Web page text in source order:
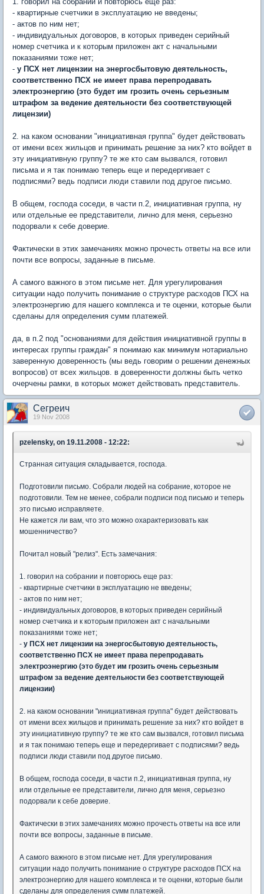
- квартирные счетчики в эксплуатацию не введены;
- актов по ним нет;
- индивидуальных договоров, в которых приведен серийный
номер счетчика и к которым приложен акт с начальными
показаниями тоже нет;
- у ПСХ нет лицензии на энергосбытовую деятельность,
соответственно ПСХ не имеет права перепродавать
электроэнергию (это будет им грозить очень серьезным
штрафом за ведение деятельности без соответствующей
лицензии)
2. на каком основании "инициативная группа" будет действовать
от имени всех жильцов и принимать решение за них? кто войдет в
эту инициативную группу? те же кто сам вызвался, готовил
письма и я так понимаю теперь еще и передергивает с
подписями? ведь подписи люди ставили под другое письмо.
В общем, господа соседи, в части п.2, инициативная группа, ну
или отдельные ее представители, лично для меня, серьезно
подорвали к себе доверие.
Фактически в этих замечаниях можно прочесть ответы на все или
почти все вопросы, заданные в письме.
А самого важного в этом письме нет. Для урегулирования
ситуации надо получить понимание о структуре расходов ПСХ на
электроэнергию для нашего комплекса и те оценки, которые были
сделаны для определения сумм платежей.
да, в п.2 под "основаниями для действия инициативной группы в
интересах группы граждан" я понимаю как минимум нотариально
заверенную доверенность (мы ведь говорим о решении денежных
вопросов) от всех жильцов. в доверенности должны быть четко
очерчены рамки, в которых может действовать представитель.
Сегреич
19 Nov 2008
pzelensky, on 19.11.2008 - 12:22:
Странная ситуация складывается, господа.
Подготовили письмо. Собрали людей на собрание, которое не
подготовили. Тем не менее, собрали подписи под письмо и теперь
это письмо исправляете.
Не кажется ли вам, что это можно охарактеризовать как
мошенничество?
Почитал новый "релиз". Есть замечания:
1. говорил на собрании и повторюсь еще раз:
- квартирные счетчики в эксплуатацию не введены;
- актов по ним нет;
- индивидуальных договоров, в которых приведен серийный
номер счетчика и к которым приложен акт с начальными
показаниями тоже нет;
- у ПСХ нет лицензии на энергосбытовую деятельность,
соответственно ПСХ не имеет права перепродавать
электроэнергию (это будет им грозить очень серьезным
штрафом за ведение деятельности без соответствующей
лицензии)
2. на каком основании "инициативная группа" будет действовать
от имени всех жильцов и принимать решение за них? кто войдет в
эту инициативную группу? те же кто сам вызвался, готовил письма
и я так понимаю теперь еще и передергивает с подписями? ведь
подписи люди ставили под другое письмо.
В общем, господа соседи, в части п.2, инициативная группа, ну
или отдельные ее представители, лично для меня, серьезно
подорвали к себе доверие.
Фактически в этих замечаниях можно прочесть ответы на все или
почти все вопросы, заданные в письме.
А самого важного в этом письме нет. Для урегулирования
ситуации надо получить понимание о структуре расходов ПСХ на
электроэнергию для нашего комплекса и те оценки, которые были
сделаны для определения сумм платежей.